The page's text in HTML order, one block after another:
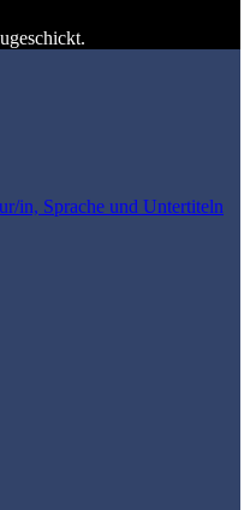
in, Sprache und Untertiteln